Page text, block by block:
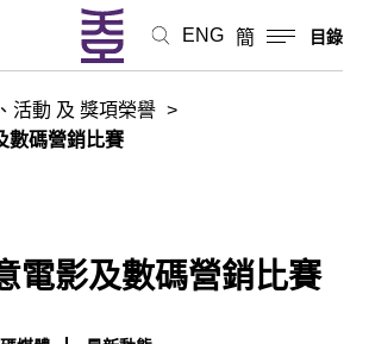
ENG 簡 目錄
活動 及 獎項榮譽 >
數碼營銷比賽
電影及數碼營銷比賽